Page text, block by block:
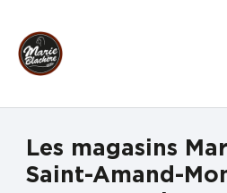
Les magasins
Saint-Amand-